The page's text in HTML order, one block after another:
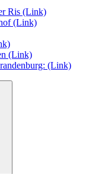
Ris (Link)
(Link)
(Link)
(Link)